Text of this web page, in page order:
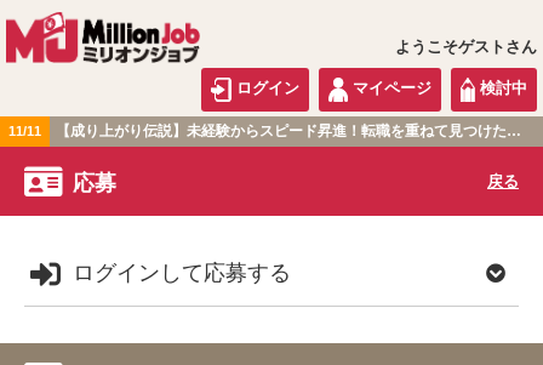
ようこそゲストさん
ログイン マイページ 検討中
11/11 【成り上がり伝説】未経験からスピード昇進！転職を重ねて見つけた『本当に働きやすい職場』とは？
関東版
応募 戻る
ログインして応募する